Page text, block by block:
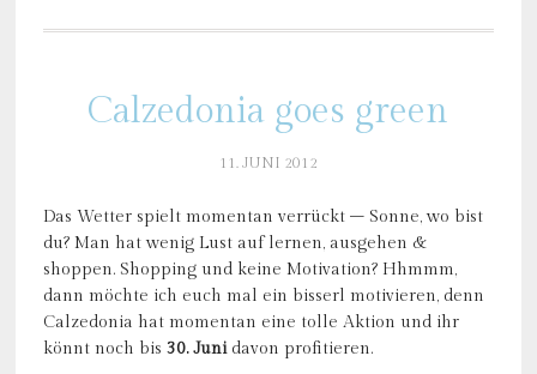
Calzedonia goes green
11. JUNI 2012
Das Wetter spielt momentan verrückt – Sonne, wo bist
du? Man hat wenig Lust auf lernen, ausgehen &
shoppen. Shopping und keine Motivation? Hhmmm,
dann möchte ich euch mal ein bisserl motivieren, denn
Calzedonia hat momentan eine tolle Aktion und ihr
könnt noch bis 30. Juni davon profitieren.